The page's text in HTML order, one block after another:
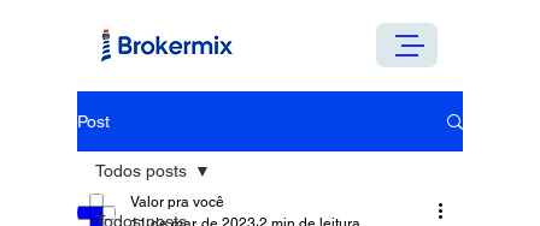
Post
Todos posts
Todos posts
Valor pra você